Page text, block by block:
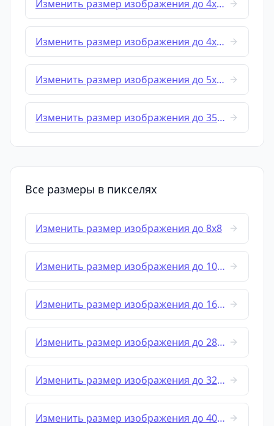
Изменить размер изображения до 4x4 cm
Изменить размер изображения до 4x6 cm
Изменить размер изображения до 5x5 cm
Изменить размер изображения до 35x45-mm
Все размеры в пикселях
Изменить размер изображения до 8x8
Изменить размер изображения до 10x10
Изменить размер изображения до 16x16
Изменить размер изображения до 28x28
Изменить размер изображения до 32x32
Изменить размер изображения до 40x40